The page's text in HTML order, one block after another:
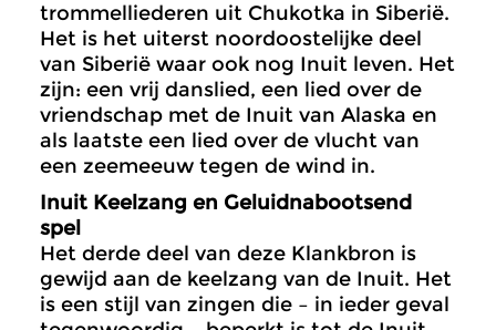
trommelliederen uit Chukotka in Siberië.
Het is het uiterst noordoostelijke deel
van Siberië waar ook nog Inuit leven. Het
zijn: een vrij danslied, een lied over de
vriendschap met de Inuit van Alaska en
als laatste een lied over de vlucht van
een zeemeeuw tegen de wind in.
Inuit Keelzang en Geluidnabootsend
spel
Het derde deel van deze Klankbron is
gewijd aan de keelzang van de Inuit. Het
is een stijl van zingen die – in ieder geval